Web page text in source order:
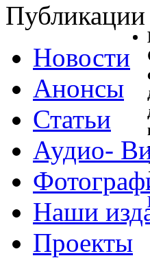
Публикации
Новости
Анонсы
Статьи
Аудио-
Наши
Проекты